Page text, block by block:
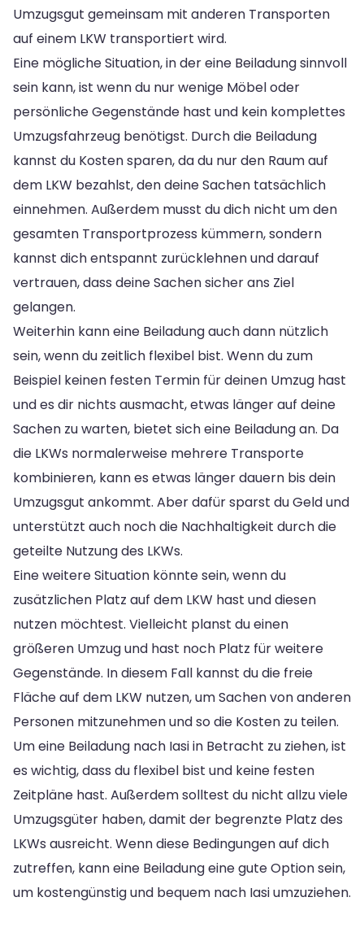
Umzugsgut gemeinsam mit anderen Transporten
auf einem LKW transportiert wird.
Eine mögliche Situation, in der eine Beiladung sinnvoll
sein kann, ist wenn du nur wenige Möbel oder
persönliche Gegenstände hast und kein komplettes
Umzugsfahrzeug benötigst. Durch die Beiladung
kannst du Kosten sparen, da du nur den Raum auf
dem LKW bezahlst, den deine Sachen tatsächlich
einnehmen. Außerdem musst du dich nicht um den
gesamten Transportprozess kümmern, sondern
kannst dich entspannt zurücklehnen und darauf
vertrauen, dass deine Sachen sicher ans Ziel
gelangen.
Weiterhin kann eine Beiladung auch dann nützlich
sein, wenn du zeitlich flexibel bist. Wenn du zum
Beispiel keinen festen Termin für deinen Umzug hast
und es dir nichts ausmacht, etwas länger auf deine
Sachen zu warten, bietet sich eine Beiladung an. Da
die LKWs normalerweise mehrere Transporte
kombinieren, kann es etwas länger dauern bis dein
Umzugsgut ankommt. Aber dafür sparst du Geld und
unterstützt auch noch die Nachhaltigkeit durch die
geteilte Nutzung des LKWs.
Eine weitere Situation könnte sein, wenn du
zusätzlichen Platz auf dem LKW hast und diesen
nutzen möchtest. Vielleicht planst du einen
größeren Umzug und hast noch Platz für weitere
Gegenstände. In diesem Fall kannst du die freie
Fläche auf dem LKW nutzen, um Sachen von anderen
Personen mitzunehmen und so die Kosten zu teilen.
Um eine Beiladung nach Iasi in Betracht zu ziehen, ist
es wichtig, dass du flexibel bist und keine festen
Zeitpläne hast. Außerdem solltest du nicht allzu viele
Umzugsgüter haben, damit der begrenzte Platz des
LKWs ausreicht. Wenn diese Bedingungen auf dich
zutreffen, kann eine Beiladung eine gute Option sein,
um kostengünstig und bequem nach Iasi umzuziehen.